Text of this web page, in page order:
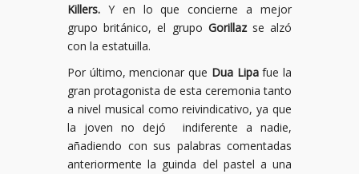
Killers. Y en lo que concierne a mejor
grupo británico, el grupo Gorillazse alzó
con la estatuilla.
Por último, mencionar que Dua Lipafue la
gran protagonista de esta ceremonia tanto
a nivel musical como reivindicativo, ya que
la joven no dejó indiferente a nadie,
añadiendo con sus palabras comentadas
anteriormente la guinda del pastel a una